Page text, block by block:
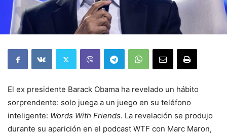
El ex presidente Barack Obama ha revelado un hábito
sorprendente: solo juega a un juego en su teléfono
inteligente: Words With Friends. La revelación se produjo
durante su aparición en el podcast WTF con Marc Maron,